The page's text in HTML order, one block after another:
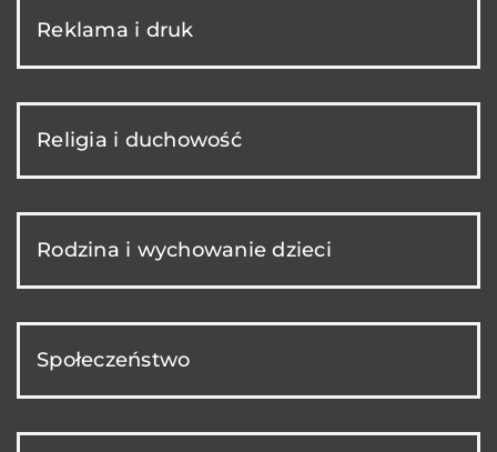
Reklama i druk
Religia i duchowość
Rodzina i wychowanie dzieci
Społeczeństwo